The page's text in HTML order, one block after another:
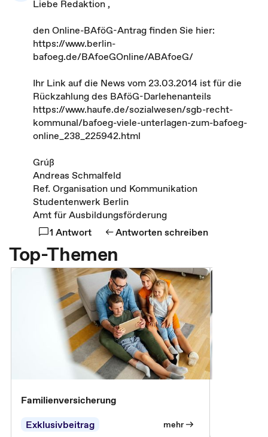
Liebe Redaktion ,
den Online-BAföG-Antrag finden Sie hier:
https://www.berlin-
bafoeg.de/BAfoeGOnline/ABAfoeG/
Ihr Link auf die News vom 23.03.2014 ist für die
Rückzahlung des BAföG-Darlehenanteils
https://www.haufe.de/sozialwesen/sgb-recht-
kommunal/bafoeg-viele-unterlagen-zum-bafoeg-
online_238_225942.html
Grúß
Andreas Schmalfeld
Ref. Organisation und Kommunikation
Studentenwerk Berlin
Amt für Ausbildungsförderung
1 Antwort
Antworten schreiben
Top-Themen
Familienversicherung
Exklusivbeitrag
mehr